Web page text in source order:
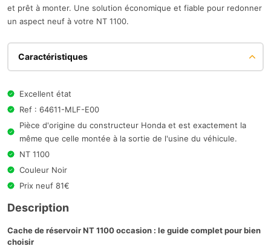
et prêt à monter. Une solution économique et fiable pour redonner
un aspect neuf à votre NT 1100.
Caractéristiques
Excellent état
Ref : 64611-MLF-E00
Pièce d'origine du constructeur Honda et est exactement la
même que celle montée à la sortie de l'usine du véhicule.
NT 1100
Couleur Noir
Prix neuf 81€
Description
Cache de réservoir NT 1100 occasion : le guide complet pour bien
choisir